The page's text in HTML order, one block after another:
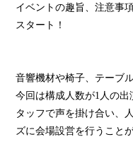
イベントの趣旨、注意事
スタート！
音響機材や椅子、テーブ
今回は構成人数が1人の
タッフで声を掛け合い、
ズに会場設営を行うこと